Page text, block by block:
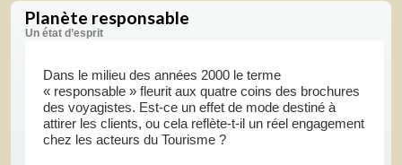
Planète responsable
Un état d’esprit
Dans le milieu des années 2000 le terme
« responsable » fleurit aux quatre coins des brochures
des voyagistes. Est-ce un effet de mode destiné à
attirer les clients, ou cela reflète-t-il un réel engagement
chez les acteurs du Tourisme ?